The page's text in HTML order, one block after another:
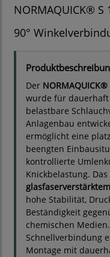
NORMAQUICK®
90°
Der
wurde für
belastbare
Anlagenbau
ermöglicht eine
beengten
kontrollierte
Knickbelastung. Das
hohe Stabilität,
Beständigkeit
chemischen
Schnellverbindung
Montage mit